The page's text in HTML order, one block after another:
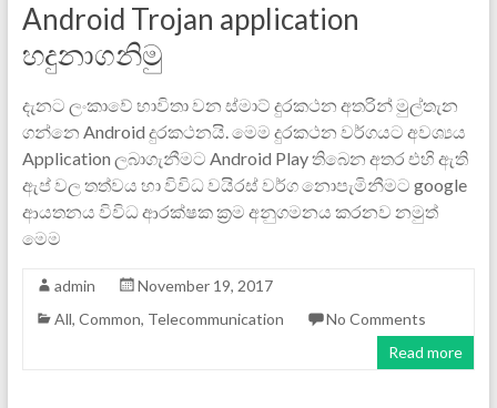
Android Trojan application
හදුනාගනිමු
දැනට ලංකාවේ භාවිතා වන ස්මාට් දුරකථන අතරින් මුල්තැන
ගන්නෙ Android දුරකථනයි. මෙම දුරකථන වර්ගයට අවශ්‍යය
Application ලබාගැනීමට Android Play තිබෙන අතර එහි ඇති
ඇප් වල තත්වය හා විවිධ වයිරස් වර්ග නොපැමිනීමට google
ආයතනය විවිධ ආරක්ෂක ක්‍රම අනුගමනය කරනව නමුත්
මෙම
admin
November 19, 2017
All, Common, Telecommunication
No Comments
Read more